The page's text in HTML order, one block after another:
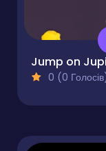
Jump on
0 (0